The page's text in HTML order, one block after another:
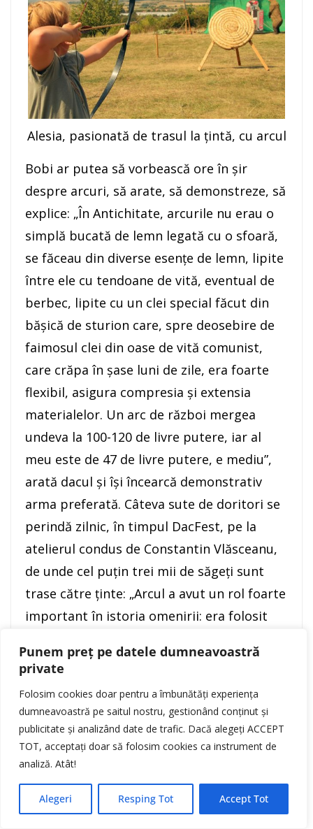
Punem preț pe datele dumneavoastră
private
Folosim cookies doar pentru a îmbunătăți experiența
dumneavoastră pe saitul nostru, gestionând conținut și
publicitate și analizând date de trafic. Dacă alegeți ACCEPT
TOT, acceptați doar să folosim cookies ca instrument de
analiză. Atât!
Alegeri Resping Tot Accept Tot
Alesia, pasionată de trasul la țintă, cu arcul
Bobi ar putea să vorbească ore în şir
despre arcuri, să arate, să demonstreze, să
explice: „În Antichitate, arcurile nu erau o
simplă bucată de lemn legată cu o sfoară,
se făceau din diverse esențe de lemn, lipite
între ele cu tendoane de vită, eventual de
berbec, lipite cu un clei special făcut din
bășică de sturion care, spre deosebire de
faimosul clei din oase de vită comunist,
care crăpa în șase luni de zile, era foarte
flexibil, asigura compresia și extensia
materialelor. Un arc de război mergea
undeva la 100-120 de livre putere, iar al
meu este de 47 de livre putere, e mediu”,
arată dacul şi îşi încearcă demonstrativ
arma preferată. Câteva sute de doritori se
perindă zilnic, în timpul DacFest, pe la
atelierul condus de Constantin Vlăsceanu,
de unde cel puţin trei mii de săgeţi sunt
trase către ţinte: „Arcul a avut un rol foarte
important în istoria omenirii: era folosit
pentru autoapărare sau atac. Asta
procurarea hranei, iar romanul este
duşmanul.”